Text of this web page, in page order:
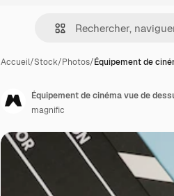
Accueil/Stock/Photos/Équipement de
Équipement de cinéma vue de
magnific